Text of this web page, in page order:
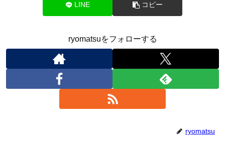
LINE コピー
ryomatsuをフォローする
ryomatsu